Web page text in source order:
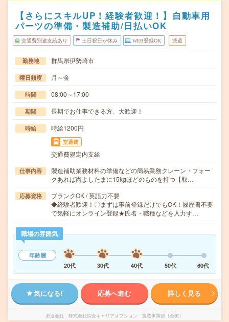
【さらにスキルUP！経験者歓迎！】自動車用
パーツの準備・製造補助/日払いOK
交通費別途支給あり 土日祝日が休み WEB登録OK 派遣
勤務地 群馬県伊勢崎市
曜日頻度 月～金
時間 08:00～17:00
期間 長期でお仕事できる方、大歓迎！
時給 時給1200円
交通費
交通費規定内支給
仕事内容
製造補助業務材料の準備などの簡易業務クレーン・フォー
クあれば尚よしたまに15kgほどのものを持つ【取…
応募資格
ブランクOK / 英語力不要
◆経験者歓迎！〇まずは事前登録だけでもOK！履歴書不要
で気軽にオンライン登録★氏名・職種などを入力す…
職場の雰囲気
年齢層
20代
30代 40代 50代 60代
気になる! 応募へ進む 詳しく見る
派遣会社 株式会社綜合キャリアオプション 製造事業部（全国）